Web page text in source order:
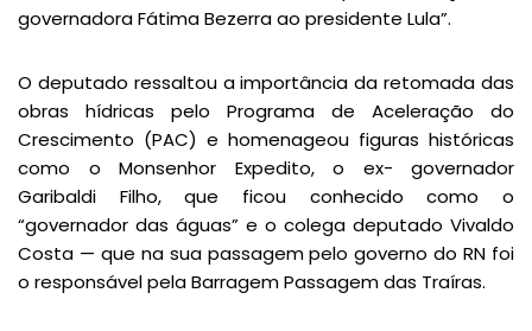
governadora Fátima Bezerra ao presidente Lula”.
O deputado ressaltou a importância da retomada das
obras hídricas pelo Programa de Aceleração do
Crescimento (PAC) e homenageou figuras históricas
como o Monsenhor Expedito, o ex- governador
Garibaldi Filho, que ficou conhecido como o
“governador das águas” e o colega deputado Vivaldo
Costa — que na sua passagem pelo governo do RN foi
o responsável pela Barragem Passagem das Traíras.